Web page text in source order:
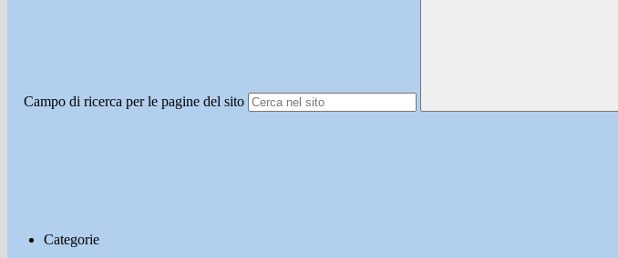
Campo di ricerca per le pagine del sito
Categorie